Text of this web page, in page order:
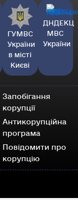
ГУМВС
України
в місті
Києві
ДНДЕКЦ
МВС
України
Запобігання
корупції
Антикорупційна
програма
Повідомити про
корупцію